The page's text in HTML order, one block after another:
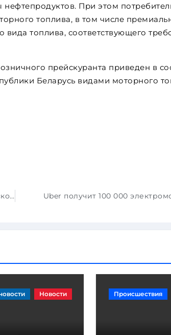
При этом
топлива, в том числе
вида топлива, соответствующего
прейскуранта приведен в
Беларусь видами моторного
Нетрезвая водитель значительно превысила скорость во время обгона и спровоцировала ДТП с тремя погибшими Uber получит 100 000
Новости Происшествия